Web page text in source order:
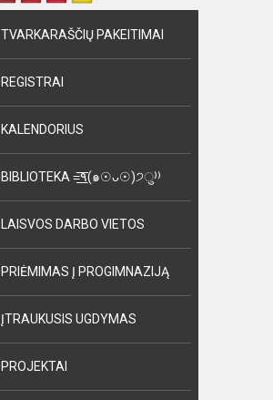
TVARKARAŠČIŲ PAKEITIMAI
REGISTRAI
KALENDORIUS
BIBLIOTEKA =͟͟͞͞٩(๑☉ᴗ☉)੭ु⁾⁾
LAISVOS DARBO VIETOS
PRIĖMIMAS Į PROGIMNAZIJĄ
ĮTRAUKUSIS UGDYMAS
PROJEKTAI